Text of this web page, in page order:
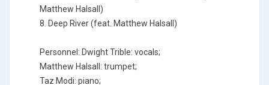
Matthew Halsall)
8. Deep River (feat. Matthew Halsall)
Personnel: Dwight Trible: vocals;
Matthew Halsall: trumpet;
Taz Modi: piano;